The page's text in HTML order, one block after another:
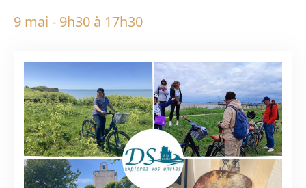
9 mai - 9h30 à 17h30